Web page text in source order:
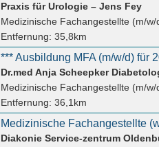
Praxis für Urologie – Jens Fey
Medizinische Fachangestellte (m/w/
Entfernung: 35,8km
*** Ausbildung MFA (m/w/d) für
Medizinische Fachangestellte (m/w/
Entfernung: 36,1km
Medizinische Fachangestellte
Diakonie Service-zentrum